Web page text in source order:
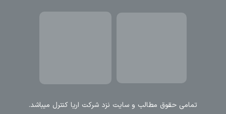
تمامی حقوق مطالب و سایت نزد شرکت اریا کنترل میباشد.